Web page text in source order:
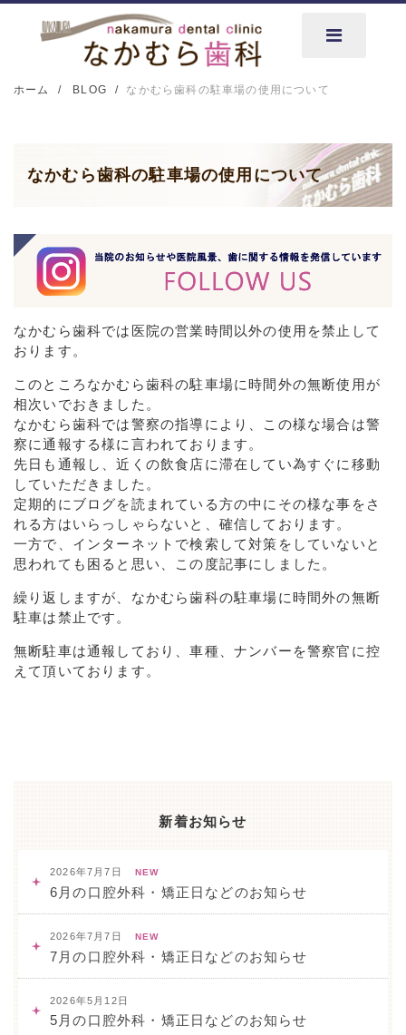
ホーム BLOG なかむら歯科の駐車場の使用について
なかむら歯科の駐車場の使用について
なかむら歯科では医院の営業時間以外の使用を禁止して
おります。
このところなかむら歯科の駐車場に時間外の無断使用が
相次いでおきました。
なかむら歯科では警察の指導により、この様な場合は警
察に通報する様に言われております。
先日も通報し、近くの飲食店に滞在してい為すぐに移動
していただきました。
定期的にブログを読まれている方の中にその様な事をさ
れる方はいらっしゃらないと、確信しております。
一方で、インターネットで検索して対策をしていないと
思われても困ると思い、この度記事にしました。
繰り返しますが、なかむら歯科の駐車場に時間外の無断
駐車は禁止です。
無断駐車は通報しており、車種、ナンバーを警察官に控
えて頂いております。
新着お知らせ
2026年7月7日 NEW
6月の口腔外科・矯正日などのお知らせ
2026年7月7日 NEW
7月の口腔外科・矯正日などのお知らせ
2026年5月12日
5月の口腔外科・矯正日などのお知らせ